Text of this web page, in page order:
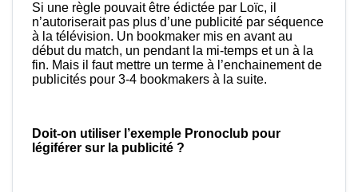
Si une règle pouvait être édictée par Loïc, il
n’autoriserait pas plus d’une publicité par séquence
à la télévision. Un bookmaker mis en avant au
début du match, un pendant la mi-temps et un à la
fin. Mais il faut mettre un terme à l’enchainement de
publicités pour 3-4 bookmakers à la suite.
Doit-on utiliser l’exemple Pronoclub pour
légiférer sur la publicité ?